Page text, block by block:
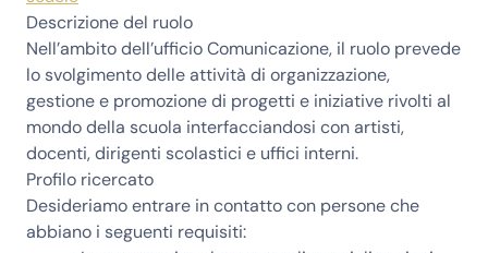
Descrizione del ruolo
Nell’ambito dell’ufficio Comunicazione, il ruolo prevede
lo svolgimento delle attività di organizzazione,
gestione e promozione di progetti e iniziative rivolti al
mondo della scuola interfacciandosi con artisti,
docenti, dirigenti scolastici e uffici interni.
Profilo ricercato
Desideriamo entrare in contatto con persone che
abbiano i seguenti requisiti: